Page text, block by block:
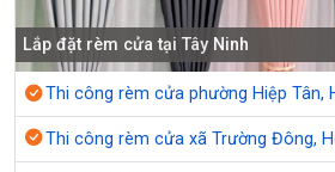
Lắp đặt rèm cửa tại Tây Ninh
Thi công rèm cửa phường Hiệp Tân,
Thi công rèm cửa xã Trường Đông,